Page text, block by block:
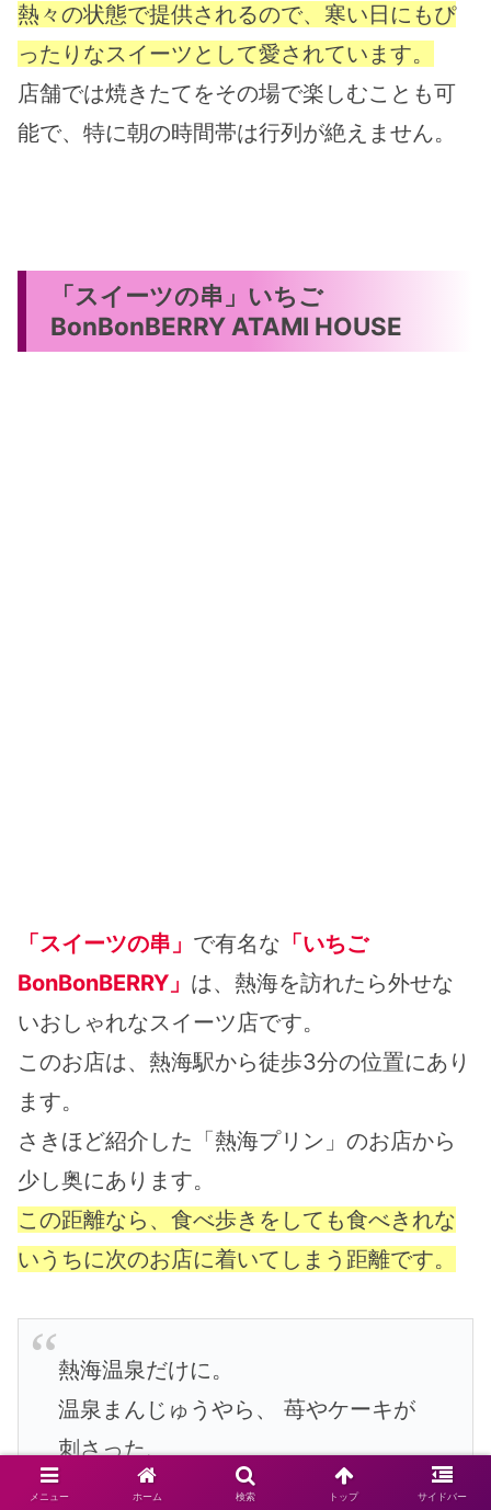
熱々の状態で提供されるので、寒い日にもぴ
ったりなスイーツとして愛されています。
店舗では焼きたてをその場で楽しむことも可
能で、特に朝の時間帯は行列が絶えません。
「スイーツの串」いちご
BonBonBERRY ATAMI HOUSE
「スイーツの串」 で有名な 「いちご
BonBonBERRY」 は、熱海を訪れたら外せな
いおしゃれなスイーツ店です。
このお店は、熱海駅から徒歩3分の位置にあり
ます。
さきほど紹介した「熱海プリン」のお店から
少し奥にあります。
この距離なら、食べ歩きをしても食べきれな
いうちに次のお店に着いてしまう距離です。
熱海温泉だけに。
温泉まんじゅうやら、 苺やケーキが
刺さった、
斬新な串スイーツ♪
メニュー ホーム 検索 トップ サイドバー